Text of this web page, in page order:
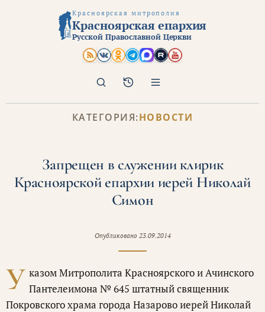
Красноярская митрополия
Красноярская епархия
Русской Православной Церкви
Архив
Поиск
КАТЕГОРИЯ:НОВОСТИ
Запрещен в служении клирик
Красноярской епархии иерей Николай
Симон
Опубликовано 23.09.2014
У казом Митрополита Красноярского и Ачинского
Пантелеимона № 645 штатный священник
Покровского храма города Назарово иерей Николай